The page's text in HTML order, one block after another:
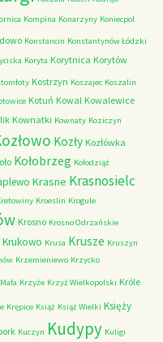
Kompina Konarzyny Koniecpol
Konstancin Konstantynów Łódzki
Koryta Korytnica Korytów
Kostrzyn Koszajec Koszalin
Kotuń Kowal Kowalewice
Kownatki Kownaty Koziczyn
Kozły Kozłówka
Kołobrzeg Kołodziąż
Krasne Krasnosielc
Kroeslin Krogule
Krosno Krosno Odrzańskie
Krukowo Krusa Krusze Kruszyn
Krzemieniewo Krzycko
Krzyże Krzyż Wielkopolski Króle
Krępice Książ Książ Wielki Księży
Kuczyn Kudypy Kuligi